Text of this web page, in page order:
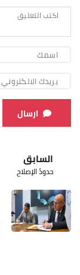
ارسال
السابق
حدودُ الإصلاح